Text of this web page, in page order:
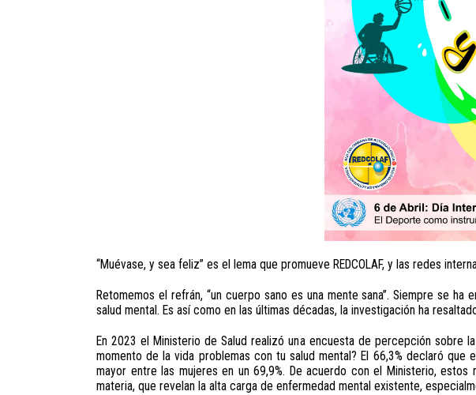
“Muévase, y sea feliz” es el lema que promueve REDCOLAF, y las redes
Retomemos el refrán, “un cuerpo sano es una mente sana”. Siempre se
salud mental. Es así como en las últimas décadas, la investigación ha
En 2023 el Ministerio de Salud realizó una encuesta de percepción sobre
momento de la vida problemas con tu salud mental? El 66,3% declaró
mayor entre las mujeres en un 69,9%. De acuerdo con el Ministerio,
materia, que revelan la alta carga de enfermedad mental existente,